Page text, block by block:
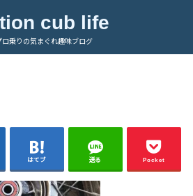
cub life
ロ乗りの気まぐれ趣味ブログ
はてブ 送る Pocket